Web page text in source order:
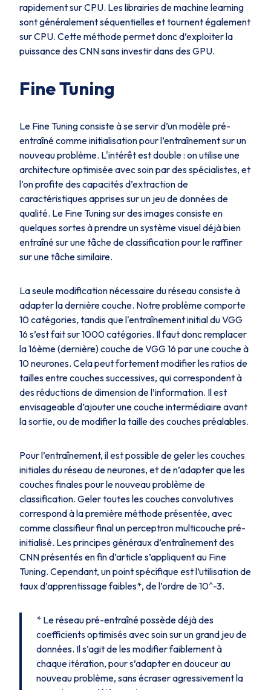
rapidement sur CPU. Les librairies de machine learning
sont généralement séquentielles et tournent également
sur CPU. Cette méthode permet donc d’exploiter la
puissance des CNN sans investir dans des GPU.
Fine Tuning
Le Fine Tuning consiste à se servir d’un modèle pré-
entraîné comme initialisation pour l’entraînement sur un
nouveau problème. L'intérêt est double : on utilise une
architecture optimisée avec soin par des spécialistes, et
l’on profite des capacités d’extraction de
caractéristiques apprises sur un jeu de données de
qualité. Le Fine Tuning sur des images consiste en
quelques sortes à prendre un système visuel déjà bien
entraîné sur une tâche de classification pour le raffiner
sur une tâche similaire.
La seule modification nécessaire du réseau consiste à
adapter la dernière couche. Notre problème comporte
10 catégories, tandis que l'entraînement initial du VGG
16 s’est fait sur 1000 catégories. Il faut donc remplacer
la 16ème (dernière) couche de VGG 16 par une couche à
10 neurones. Cela peut fortement modifier les ratios de
tailles entre couches successives, qui correspondent à
des réductions de dimension de l’information. Il est
envisageable d’ajouter une couche intermédiaire avant
la sortie, ou de modifier la taille des couches préalables.
Pour l’entraînement, il est possible de geler les couches
initiales du réseau de neurones, et de n’adapter que les
couches finales pour le nouveau problème de
classification. Geler toutes les couches convolutives
correspond à la première méthode présentée, avec
comme classifieur final un perceptron multicouche pré-
initialisé. Les principes généraux d’entraînement des
CNN présentés en fin d’article s’appliquent au Fine
Tuning. Cependant, un point spécifique est l’utilisation de
taux d’apprentissage faibles*, de l’ordre de 10^-3.
* Le réseau pré-entraîné possède déjà des
coefficients optimisés avec soin sur un grand jeu de
données. Il s’agit de les modifier faiblement à
chaque itération, pour s’adapter en douceur au
nouveau problème, sans écraser agressivement la